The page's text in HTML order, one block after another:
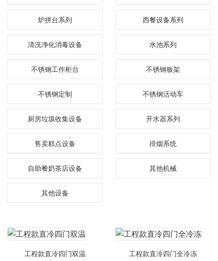
炉拼台系列 西餐设备系列
清洗净化消毒设备 水池系列
不锈钢工作柜台 不锈钢板架
不锈钢定制 不锈钢活动车
厨房垃圾收集设备 开水器系列
售卖糕点设备 排烟系统
自助餐奶茶店设备 其他机械
其他设备
工程款直冷四门双温 工程款直冷四门全冷冻